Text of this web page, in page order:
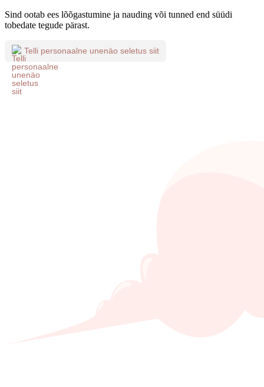
Sind ootab ees lõõgastumine ja nauding või tunned end süüdi
tobedate tegude pärast.
Telli personaalne unenäo seletus siit